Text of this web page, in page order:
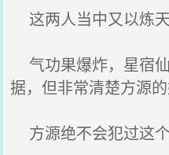
这两人当中又以炼天
气功果爆炸，星宿
据，但非常清楚方源的
方源绝不会犯过这个